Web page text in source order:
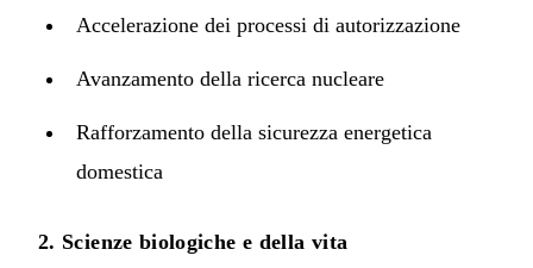
Accelerazione dei processi di autorizzazione
Avanzamento della ricerca nucleare
Rafforzamento della sicurezza energetica
domestica
2. Scienze biologiche e della vita